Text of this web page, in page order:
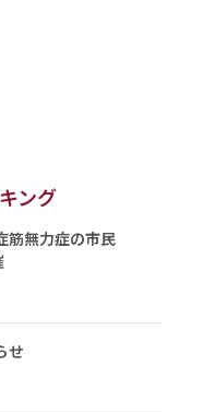
ング
無力症の市民
せ